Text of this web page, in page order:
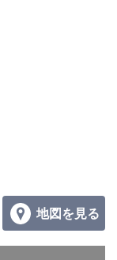
地図を見る